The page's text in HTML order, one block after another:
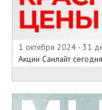
1 октября 2024 - 31
Акции Санлайт